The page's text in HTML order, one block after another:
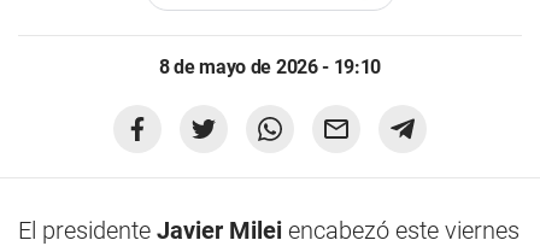
8 de mayo de 2026 - 19:10
El presidente Javier Milei encabezó este viernes